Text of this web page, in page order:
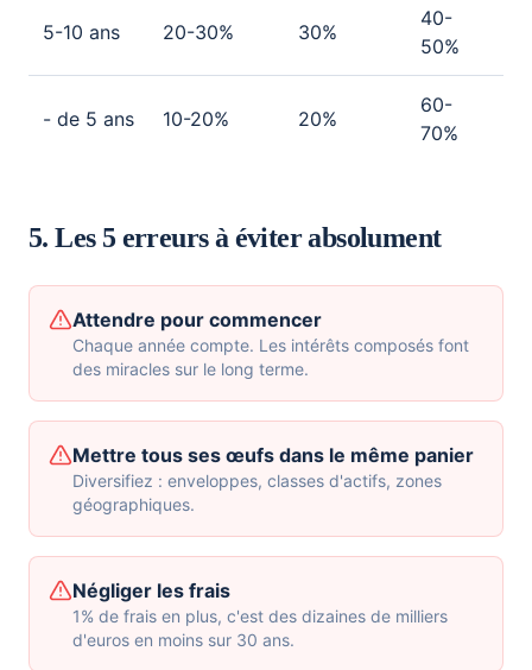
5-10 ans 20-30% 30%
40-
50%
- de 5 ans 10-20% 20%
60-
70%
5. Les 5 erreurs à éviter absolument
Attendre pour commencer
Chaque année compte. Les intérêts composés font
des miracles sur le long terme.
Mettre tous ses œufs dans le même panier
Diversifiez : enveloppes, classes d'actifs, zones
géographiques.
Négliger les frais
1% de frais en plus, c'est des dizaines de milliers
d'euros en moins sur 30 ans.